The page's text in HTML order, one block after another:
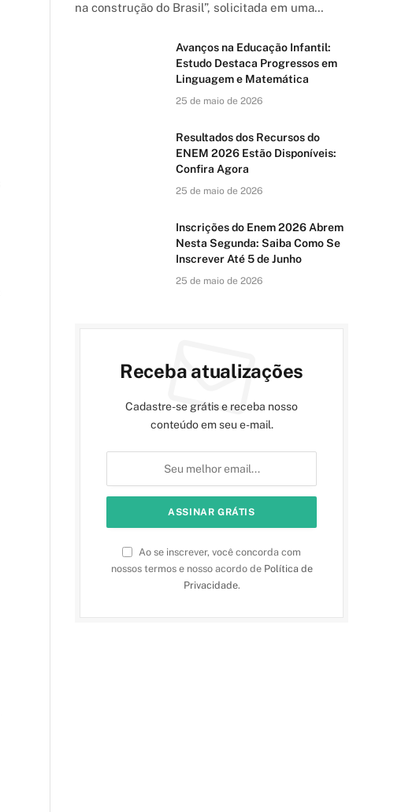
na construção do Brasil”, solicitada em uma…
Avanços na Educação Infantil:
Estudo Destaca Progressos em
Linguagem e Matemática
25 de maio de 2026
Resultados dos Recursos do
ENEM 2026 Estão Disponíveis:
Confira Agora
25 de maio de 2026
Inscrições do Enem 2026 Abrem
Nesta Segunda: Saiba Como Se
Inscrever Até 5 de Junho
25 de maio de 2026
Receba atualizações
Cadastre-se grátis e receba nosso
conteúdo em seu e-mail.
Ao se inscrever, você concorda com
nossos termos e nosso acordo de Política de
Privacidade.